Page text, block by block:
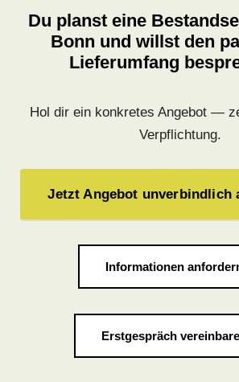
Du planst eine
Bonn und willst den
Lieferumfang
Hol dir ein konkretes Angebot —
Verpflichtung.
Jetzt Angebot unverbindlich
Informationen
Erstgespräch